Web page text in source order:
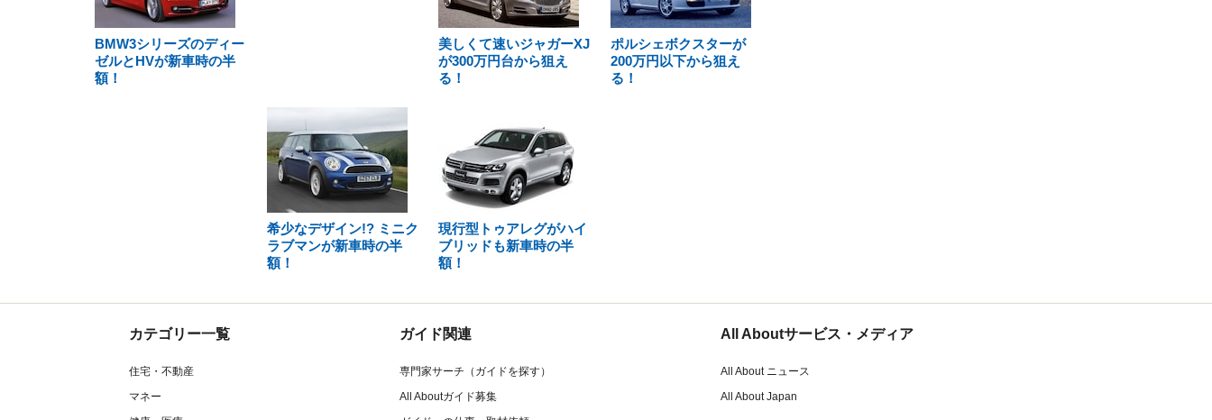
BMW3シリーズのディー
ゼルとHVが新車時の半
額！
美しくて速いジャガーXJ
が300万円台から狙え
る！
ポルシェボクスターが
200万円以下から狙え
る！
希少なデザイン!? ミニク
ラブマンが新車時の半
額！
現行型トゥアレグがハイ
ブリッドも新車時の半
額！
カテゴリー一覧
住宅・不動産
マネー
ガイド関連
専門家サーチ（ガイドを探す）
All Aboutガイド募集
All Aboutサービス・メディア
All About ニュース
All About Japan